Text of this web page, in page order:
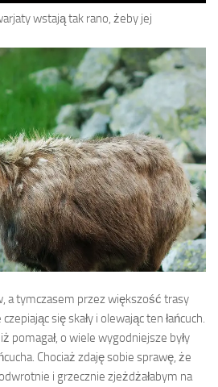
wstają tak rano, żeby jej
a tymczasem przez większość trasy
się skały i olewając ten łańcuch.
pomagał, o wiele wygodniejsze były
Chociaż zdaję sobie sprawę, że
i grzecznie zjeżdżałabym na